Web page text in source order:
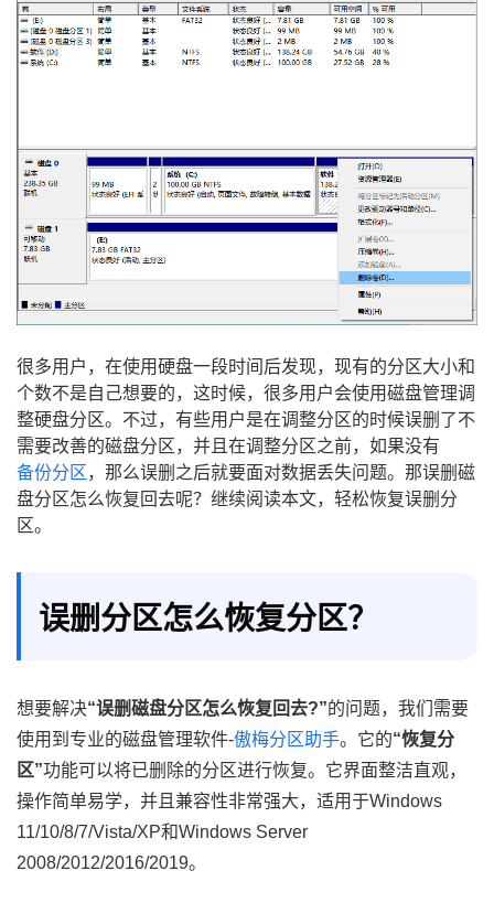
很多用户，在使用硬盘一段时间后发现，现有的分区大小和
个数不是自己想要的，这时候，很多用户会使用磁盘管理调
整硬盘分区。不过，有些用户是在调整分区的时候误删了不
需要改善的磁盘分区，并且在调整分区之前，如果没有
备份分区，那么误删之后就要面对数据丢失问题。那误删磁
盘分区怎么恢复回去呢？继续阅读本文，轻松恢复误删分
区。
误删分区怎么恢复分区？
想要解决“误删磁盘分区怎么恢复回去?”的问题，我们需要
使用到专业的磁盘管理软件-傲梅分区助手。它的“恢复分
区”功能可以将已删除的分区进行恢复。它界面整洁直观，
操作简单易学，并且兼容性非常强大，适用于Windows
11/10/8/7/Vista/XP和Windows Server
2008/2012/2016/2019。